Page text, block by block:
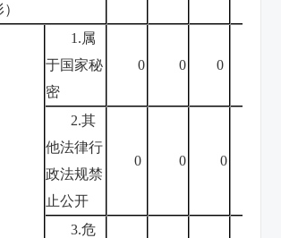
1.属
于国家秘
密
0 0 0
2.其
他法律行
政法规禁
止公开
0 0 0
3.危